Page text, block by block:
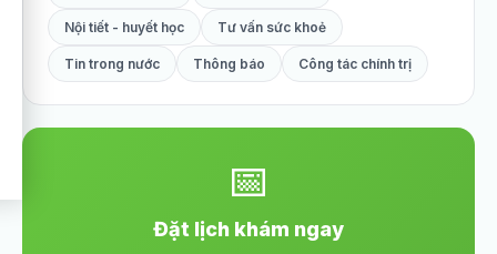
Nội tiết - huyết học Tư vấn sức khoẻ
Tin trong nước Thông báo Công tác chính trị
📅
Đặt lịch khám ngay